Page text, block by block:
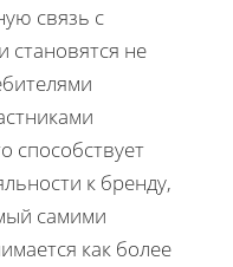
связь с
становятся не
способствует
к бренду,
самими
как более